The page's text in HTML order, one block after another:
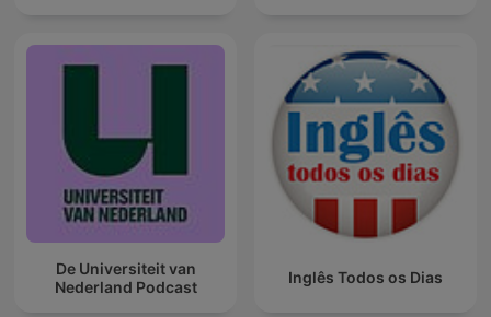
De Universiteit van
Nederland Podcast
Inglês Todos os Dias